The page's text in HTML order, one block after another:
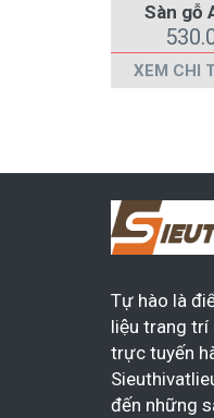
Sàn gỗ
XEM CHI
Tự hào là
liệu trang trí
trực tuyến
đến những